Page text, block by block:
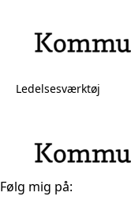
Ledelsesværktøj
Følg mig på: